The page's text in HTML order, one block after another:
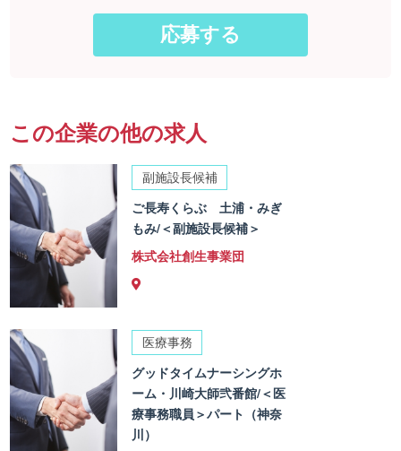
この企業の他の求人
副施設長候補
ご長寿くらぶ 土浦・みぎ
もみ/＜副施設長候補＞
株式会社創生事業団
医療事務
グッドタイムナーシングホ
ーム・川崎大師弐番館/＜医
療事務職員＞パート（神奈
川）